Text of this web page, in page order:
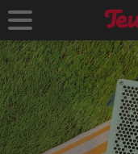
AL
Pagina
iniziale